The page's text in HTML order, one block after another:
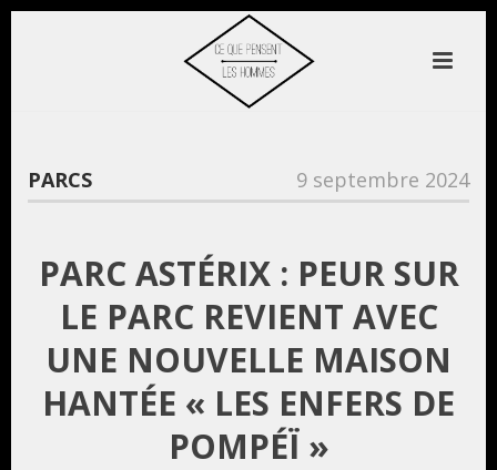
PARCS 9 septembre 2024
PARC ASTÉRIX : PEUR SUR
LE PARC REVIENT AVEC
UNE NOUVELLE MAISON
HANTÉE « LES ENFERS DE
POMPÉÏ »